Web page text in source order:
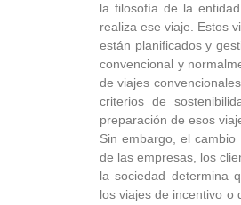
la filosofía de la
realiza ese viaje. Estos
están planificados y
convencional y
de viajes
criterios de
preparación de esos
Sin embargo, el
de las empresas, los
la sociedad determina
los viajes de incentivo o